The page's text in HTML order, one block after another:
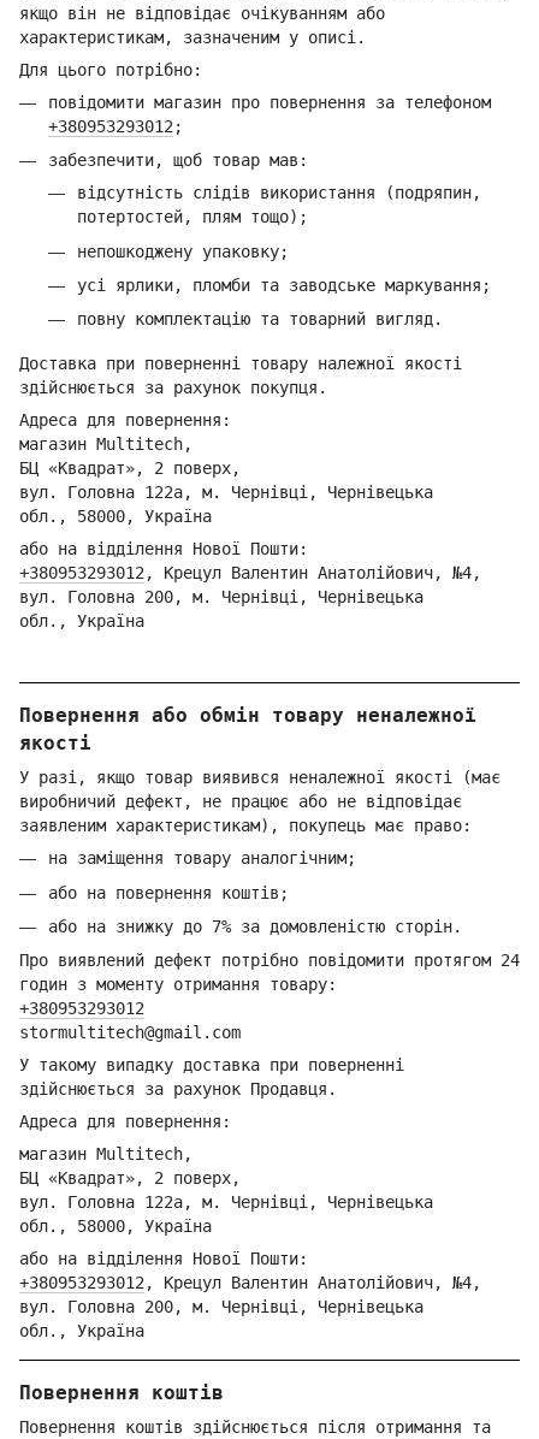
якщо він не відповідає очікуванням або
характеристикам, зазначеним у описі.
Для цього потрібно:
повідомити магазин про повернення за телефоном
+380953293012 ;
забезпечити, щоб товар мав:
відсутність слідів використання (подряпин,
потертостей, плям тощо);
непошкоджену упаковку;
усі ярлики, пломби та заводське маркування;
повну комплектацію та товарний вигляд.
Доставка при поверненні товару належної якості
здійснюється за рахунок покупця.
Адреса для повернення:
магазин Multitech,
БЦ «Квадрат», 2 поверх,
вул. Головна 122а, м. Чернівці, Чернівецька
обл., 58000, Україна
або на відділення Нової Пошти:
+380953293012 , Крецул Валентин Анатолійович, №4,
вул. Головна 200, м. Чернівці, Чернівецька
обл., Україна
Повернення або обмін товару неналежної
якості
У разі, якщо товар виявився неналежної якості (має
виробничий дефект, не працює або не відповідає
заявленим характеристикам), покупець має право:
на заміщення товару аналогічним;
або на повернення коштів;
або на знижку до 7% за домовленістю сторін.
Про виявлений дефект потрібно повідомити протягом 24
годин з моменту отримання товару:
+380953293012
stormultitech@gmail.com
У такому випадку доставка при поверненні
здійснюється за рахунок Продавця.
Адреса для повернення:
магазин Multitech,
БЦ «Квадрат», 2 поверх,
вул. Головна 122а, м. Чернівці, Чернівецька
обл., 58000, Україна
або на відділення Нової Пошти:
+380953293012, Крецул Валентин Анатолійович, №4,
вул. Головна 200, м. Чернівці, Чернівецька
обл., Україна
Повернення коштів
Повернення коштів здійснюється після отримання та